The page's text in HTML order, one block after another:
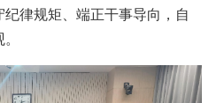
律规矩、端正干事导向，自